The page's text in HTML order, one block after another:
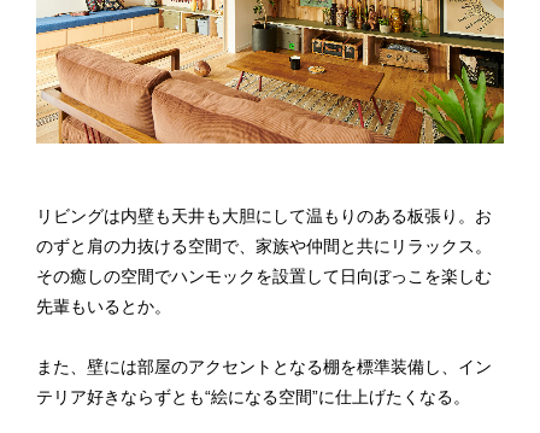
リビングは内壁も天井も大胆にして温もりのある板張り。お
のずと肩の力抜ける空間で、家族や仲間と共にリラックス。
その癒しの空間でハンモックを設置して日向ぼっこを楽しむ
先輩もいるとか。
また、壁には部屋のアクセントとなる棚を標準装備し、イン
テリア好きならずとも“絵になる空間”に仕上げたくなる。